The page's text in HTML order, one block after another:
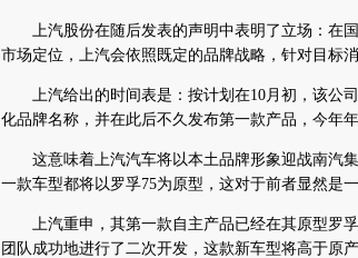
上汽股份在随后发表的声明中表明了立场：在
市场定位，上汽会依照既定的品牌战略，针对目标
上汽给出的时间表是：按计划在10月初，该公
化品牌名称，并在此后不久发布第一款产品，今年
这意味着上汽汽车将以本土品牌形象迎战南汽集
一款车型都将以罗孚75为原型，这对于前者显然是一
上汽重申，其第一款自主产品已经在其原型罗孚
团队成功地进行了二次开发，这款新车型将高于原